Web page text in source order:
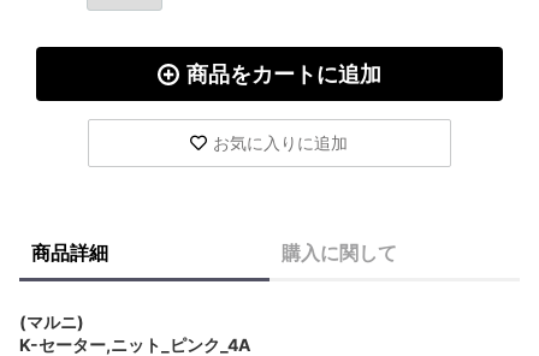
商品をカートに追加
お気に入りに追加
商品詳細 購入に関して
(マルニ)
K-セーター,ニット_ピンク_4A